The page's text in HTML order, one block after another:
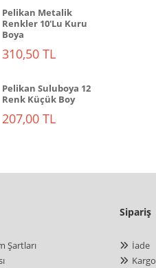
Pelikan Metalik
Renkler 10'Lu Kuru
Boya
310,50 TL
Pelikan Suluboya 12
Renk Küçük Boy
207,00 TL
Şartları
Sipariş
İade